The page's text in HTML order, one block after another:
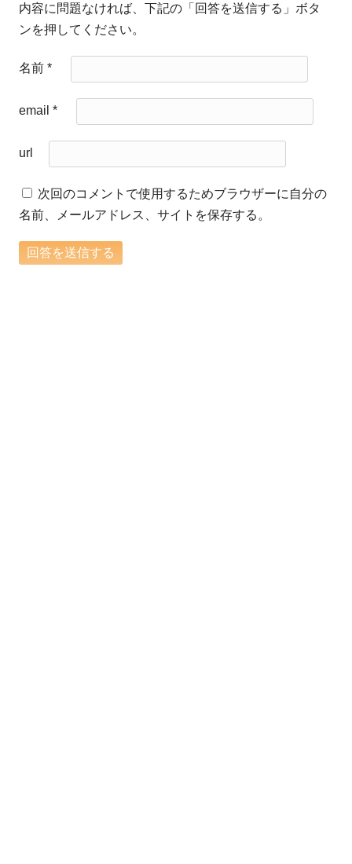
内容に問題なければ、下記の「回答を送信する」ボタ
ンを押してください。
名前*
email*
url
次回のコメントで使用するためブラウザーに自分の
名前、メールアドレス、サイトを保存する。